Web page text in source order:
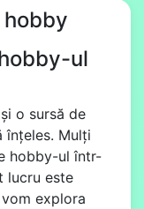
ul
o sursă de
înțeles. Mulți
hobby-ul într-
lucru este
explora